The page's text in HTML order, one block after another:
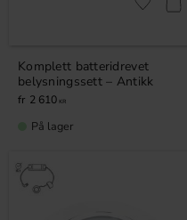
Komplett batteridrevet
belysningssett – Antikk
2 610 KR
Lagre
På lager